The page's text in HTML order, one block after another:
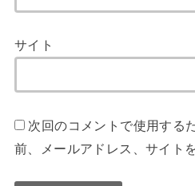
サイト
次回のコメントで使用する
前、メールアドレス、サイト